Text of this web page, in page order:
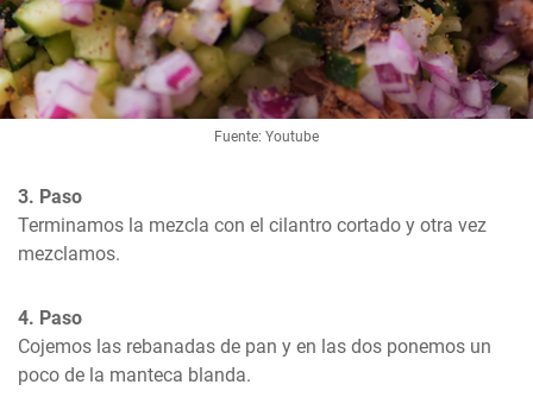
Fuente: Youtube
3. Paso
Terminamos la mezcla con el cilantro cortado y otra vez
mezclamos.
4. Paso
Cojemos las rebanadas de pan y en las dos ponemos un
poco de la manteca blanda.